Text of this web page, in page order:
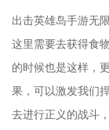
出击英雄岛手游无
这里需要去获得食
的时候也是这样，
果，可以激发我们
去进行正义的战斗